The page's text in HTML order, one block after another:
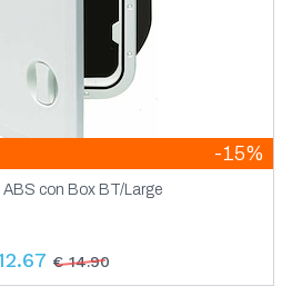
-15%
ABS con Box BT/Large
€ 14.90